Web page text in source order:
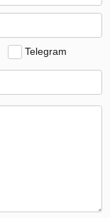
Telegram